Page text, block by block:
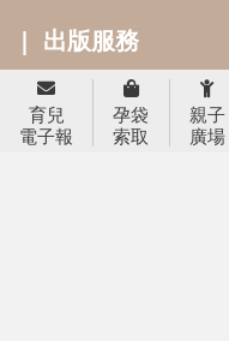
2025信誼年度報告
育兒服務
好好育兒
好孕袋
育兒
電子報
孕袋
索取
親子
廣場